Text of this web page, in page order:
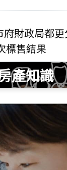
交
長春路
交
美
光明路
交
廈
四維路
財政局都
標售結果
產知識